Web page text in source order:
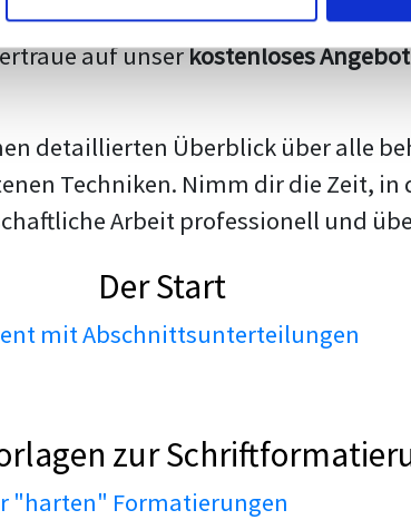
Unsere erfahrenen Trainer teilen
auf unserkostenloses Angebot
detaillierten Überblick über alle
Techniken. Nimm dir die Zeit, in
Arbeit professionell und
Der Start
mit Abschnittsunterteilungen
zur
"harten" Formatierungen